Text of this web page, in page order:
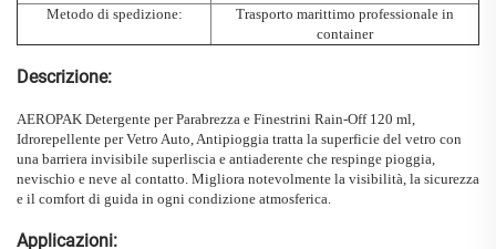
Metodo di spedizione:
Trasporto marittimo professionale in
container
Descrizione:
AEROPAK Detergente per Parabrezza e Finestrini Rain-Off 120 ml,
Idrorepellente per Vetro Auto, Antipioggia tratta la superficie del vetro con
una barriera invisibile superliscia e antiaderente che respinge pioggia,
nevischio e neve al contatto. Migliora notevolmente la visibilità, la sicurezza
e il comfort di guida in ogni condizione atmosferica.
Applicazioni: